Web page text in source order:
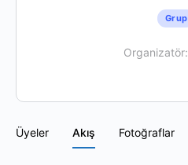
Grup
Organizatör:
Üyeler Akış Fotoğraflar